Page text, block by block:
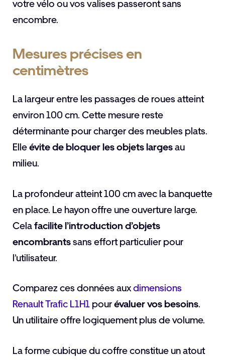
votre vélo ou vos valises passeront sans
encombre.
Mesures précises en
centimètres
La largeur entre les passages de roues atteint
environ 100 cm. Cette mesure reste
déterminante pour charger des meubles plats.
Elleévite de bloquer les objets largesau
milieu.
La profondeur atteint 100 cm avec la banquette
en place. Le hayon offre une ouverture large.
Celafacilite l’introduction d’objets
encombrantssans effort particulier pour
l’utilisateur.
Comparez ces données auxdimensions
Renault Trafic L1H1 pourévaluer vos besoins.
Un utilitaire offre logiquement plus de volume.
La forme cubique du coffre constitue un atout